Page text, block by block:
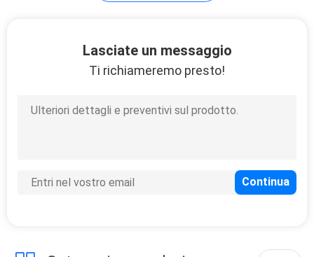
Lasciate un messaggio
Ti richiameremo presto!